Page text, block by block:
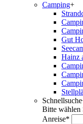
Camping+
Gut
Hainz
Schnellsuche
Bitte wählen
Anreise*